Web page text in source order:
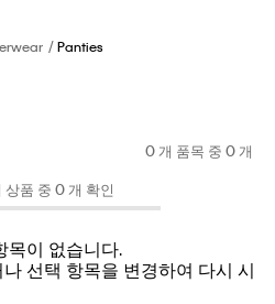
Panties
0 개 품목 중 0 개
상품 중 0 개 확인
목이 없습니다.
선택 항목을 변경하여 다시 시